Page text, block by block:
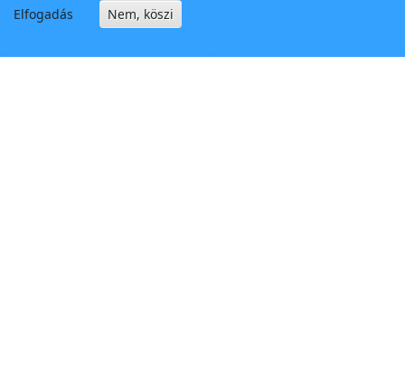
Elfogadás Nem, köszi